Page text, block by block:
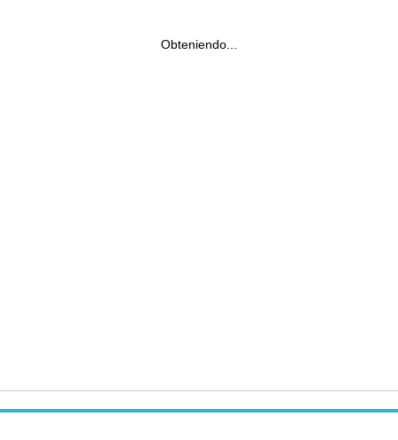
Obteniendo...